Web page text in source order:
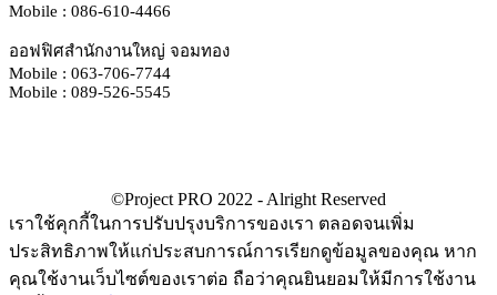
Mobile : 086-610-4466
ออฟฟิศสำนักงานใหญ่ จอมทอง
Mobile : 063-706-7744
Mobile : 089-526-5545
เราใช้คุกกี้ในการปรับปรุงบริการของเรา ตลอดจนเพิ่ม
ประสิทธิภาพให้แก่ประสบการณ์การเรียกดูข้อมูลของคุณ หาก
คุณใช้งานเว็บไซต์ของเราต่อ ถือว่าคุณยินยอมให้มีการใช้งาน